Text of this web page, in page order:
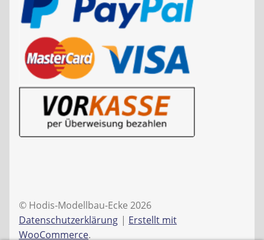
© Hodis-Modellbau-Ecke 2026
Datenschutzerklärung
Erstellt mit
WooCommerce.